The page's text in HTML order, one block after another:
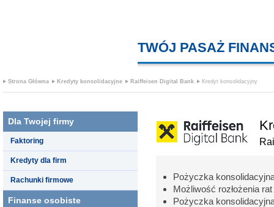
TWÓJ PASAŻ
Strona Główna Kredyty konsolidacyjne Raiffeisen Digital Bank Kredyt konsolidacyjny
Dla Twojej firmy
Faktoring
Kredyty dla firm
Rachunki firmowe
Finanse osobiste
Pożyczka
Możliwość rozłożenia
Pożyczka